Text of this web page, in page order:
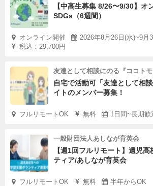
【中高生募集 8/26〜9/30】オ
SDGs（6週間）
オンライン開催
2026年8月26日(水)~9月
税込：29,700円
友達として相談にのる『ココトモ
自宅で活動可「友達として相
イトのメンバー募集！
フルリモートOK 無料 1日間~長期歓
一般財団法人あしなが育英会
【週1回フルリモート】遺児
ティア/あしなが育英会
フルリモートOK 無料 半年からOK